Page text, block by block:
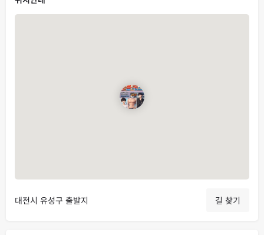
대전시 유성구 출발지 길 찾기